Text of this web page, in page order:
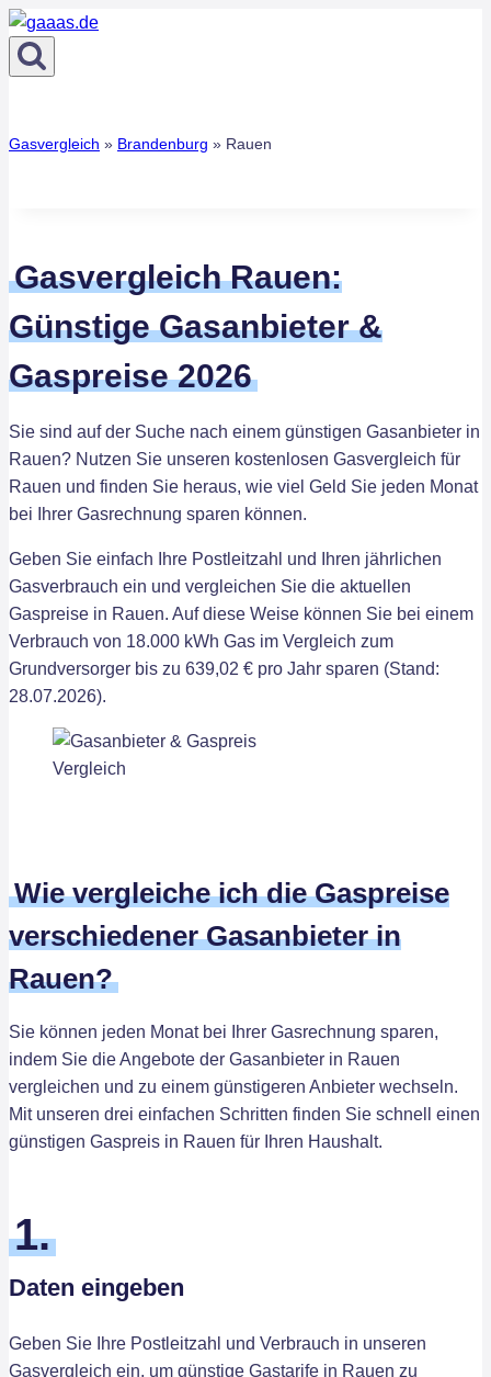
Zum
Inhalt
springen
Gasvergleich » Brandenburg » Rauen
Gasvergleich Rauen:
Günstige Gasanbieter &
Gaspreise 2026
Sie sind auf der Suche nach einem günstigen Gasanbieter in
Rauen? Nutzen Sie unseren kostenlosen Gasvergleich für
Rauen und finden Sie heraus, wie viel Geld Sie jeden Monat
bei Ihrer Gasrechnung sparen können.
Geben Sie einfach Ihre Postleitzahl und Ihren jährlichen
Gasverbrauch ein und vergleichen Sie die aktuellen
Gaspreise in Rauen. Auf diese Weise können Sie bei einem
Verbrauch von 18.000 kWh Gas im Vergleich zum
Grundversorger bis zu 639,02 € pro Jahr sparen (Stand:
28.07.2026).
Wie vergleiche ich die Gaspreise
verschiedener Gasanbieter in
Rauen?
Sie können jeden Monat bei Ihrer Gasrechnung sparen,
indem Sie die Angebote der Gasanbieter in Rauen
vergleichen und zu einem günstigeren Anbieter wechseln.
Mit unseren drei einfachen Schritten finden Sie schnell einen
günstigen Gaspreis in Rauen für Ihren Haushalt.
1.
Daten eingeben
Geben Sie Ihre Postleitzahl und Verbrauch in unseren
Gasvergleich ein, um günstige Gastarife in Rauen zu